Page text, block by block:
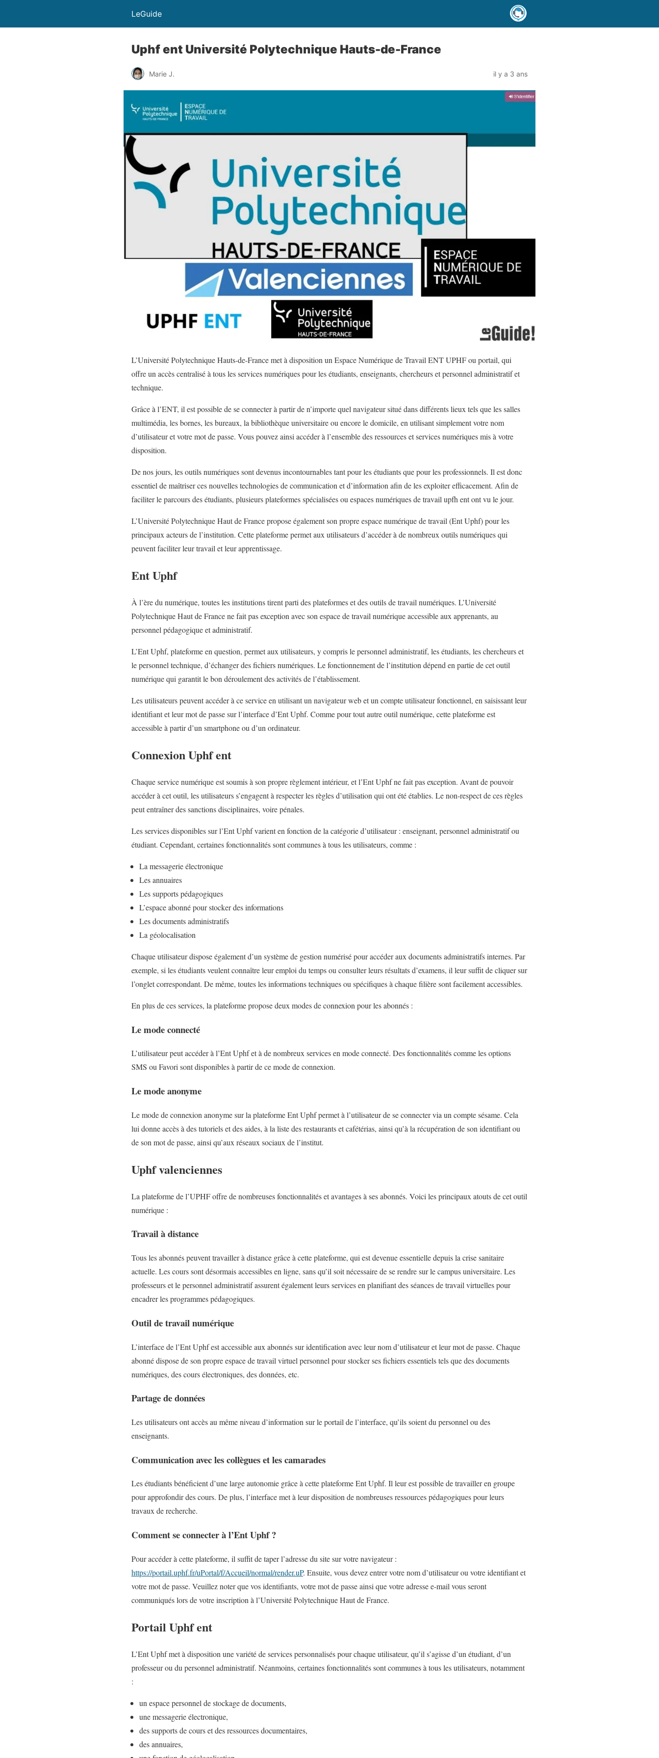
LeGuide
Uphf ent Université Polytechnique Hauts-de-France
Marie J. il y a 3 ans
L’Université Polytechnique Hauts-de-France met à disposition un Espace Numérique de Travail ENT UPHF ou portail, qui
offre un accès centralisé à tous les services numériques pour les étudiants, enseignants, chercheurs et personnel administratif et
technique.
Grâce à l’ENT, il est possible de se connecter à partir de n’importe quel navigateur situé dans différents lieux tels que les salles
multimédia, les bornes, les bureaux, la bibliothèque universitaire ou encore le domicile, en utilisant simplement votre nom
d’utilisateur et votre mot de passe. Vous pouvez ainsi accéder à l’ensemble des ressources et services numériques mis à votre
disposition.
De nos jours, les outils numériques sont devenus incontournables tant pour les étudiants que pour les professionnels. Il est donc
essentiel de maîtriser ces nouvelles technologies de communication et d’information afin de les exploiter efficacement. Afin de
faciliter le parcours des étudiants, plusieurs plateformes spécialisées ou espaces numériques de travail upfh ent ont vu le jour.
L’Université Polytechnique Haut de France propose également son propre espace numérique de travail (Ent Uphf) pour les
principaux acteurs de l’institution. Cette plateforme permet aux utilisateurs d’accéder à de nombreux outils numériques qui
peuvent faciliter leur travail et leur apprentissage.
Ent Uphf
À l’ère du numérique, toutes les institutions tirent parti des plateformes et des outils de travail numériques. L’Université
Polytechnique Haut de France ne fait pas exception avec son espace de travail numérique accessible aux apprenants, au
personnel pédagogique et administratif.
L’Ent Uphf, plateforme en question, permet aux utilisateurs, y compris le personnel administratif, les étudiants, les chercheurs et
le personnel technique, d’échanger des fichiers numériques. Le fonctionnement de l’institution dépend en partie de cet outil
numérique qui garantit le bon déroulement des activités de l’établissement.
Les utilisateurs peuvent accéder à ce service en utilisant un navigateur web et un compte utilisateur fonctionnel, en saisissant leur
identifiant et leur mot de passe sur l’interface d’Ent Uphf. Comme pour tout autre outil numérique, cette plateforme est
accessible à partir d’un smartphone ou d’un ordinateur.
Connexion Uphf ent
Chaque service numérique est soumis à son propre règlement intérieur, et l’Ent Uphf ne fait pas exception. Avant de pouvoir
accéder à cet outil, les utilisateurs s’engagent à respecter les règles d’utilisation qui ont été établies. Le non-respect de ces règles
peut entraîner des sanctions disciplinaires, voire pénales.
Les services disponibles sur l’Ent Uphf varient en fonction de la catégorie d’utilisateur : enseignant, personnel administratif ou
étudiant. Cependant, certaines fonctionnalités sont communes à tous les utilisateurs, comme :
La messagerie électronique
Les annuaires
Les supports pédagogiques
L’espace abonné pour stocker des informations
Les documents administratifs
La géolocalisation
Chaque utilisateur dispose également d’un système de gestion numérisé pour accéder aux documents administratifs internes. Par
exemple, si les étudiants veulent connaître leur emploi du temps ou consulter leurs résultats d’examens, il leur suffit de cliquer sur
l’onglet correspondant. De même, toutes les informations techniques ou spécifiques à chaque filière sont facilement accessibles.
En plus de ces services, la plateforme propose deux modes de connexion pour les abonnés :
Le mode connecté
L’utilisateur peut accéder à l’Ent Uphf et à de nombreux services en mode connecté. Des fonctionnalités comme les options
SMS ou Favori sont disponibles à partir de ce mode de connexion.
Le mode anonyme
Le mode de connexion anonyme sur la plateforme Ent Uphf permet à l’utilisateur de se connecter via un compte sésame. Cela
lui donne accès à des tutoriels et des aides, à la liste des restaurants et cafétérias, ainsi qu’à la récupération de son identifiant ou
de son mot de passe, ainsi qu’aux réseaux sociaux de l’institut.
Uphf valenciennes
La plateforme de l’UPHF offre de nombreuses fonctionnalités et avantages à ses abonnés. Voici les principaux atouts de cet outil
numérique :
Travail à distance
Tous les abonnés peuvent travailler à distance grâce à cette plateforme, qui est devenue essentielle depuis la crise sanitaire
actuelle. Les cours sont désormais accessibles en ligne, sans qu’il soit nécessaire de se rendre sur le campus universitaire. Les
professeurs et le personnel administratif assurent également leurs services en planifiant des séances de travail virtuelles pour
encadrer les programmes pédagogiques.
Outil de travail numérique
L’interface de l’Ent Uphf est accessible aux abonnés sur identification avec leur nom d’utilisateur et leur mot de passe. Chaque
abonné dispose de son propre espace de travail virtuel personnel pour stocker ses fichiers essentiels tels que des documents
numériques, des cours électroniques, des données, etc.
Partage de données
Les utilisateurs ont accès au même niveau d’information sur le portail de l’interface, qu’ils soient du personnel ou des
enseignants.
Communication avec les collègues et les camarades
Les étudiants bénéficient d’une large autonomie grâce à cette plateforme Ent Uphf. Il leur est possible de travailler en groupe
pour approfondir des cours. De plus, l’interface met à leur disposition de nombreuses ressources pédagogiques pour leurs
travaux de recherche.
Comment se connecter à l’Ent Uphf ?
Pour accéder à cette plateforme, il suffit de taper l’adresse du site sur votre navigateur :
https://portail.uphf.fr/uPortal/f/Accueil/normal/render.uP. Ensuite, vous devez entrer votre nom d’utilisateur ou votre identifiant et
votre mot de passe. Veuillez noter que vos identifiants, votre mot de passe ainsi que votre adresse e-mail vous seront
communiqués lors de votre inscription à l’Université Polytechnique Haut de France.
Portail Uphf ent
L’Ent Uphf met à disposition une variété de services personnalisés pour chaque utilisateur, qu’il s’agisse d’un étudiant, d’un
professeur ou du personnel administratif. Néanmoins, certaines fonctionnalités sont communes à tous les utilisateurs, notamment
:
un espace personnel de stockage de documents,
une messagerie électronique,
des supports de cours et des ressources documentaires,
des annuaires,